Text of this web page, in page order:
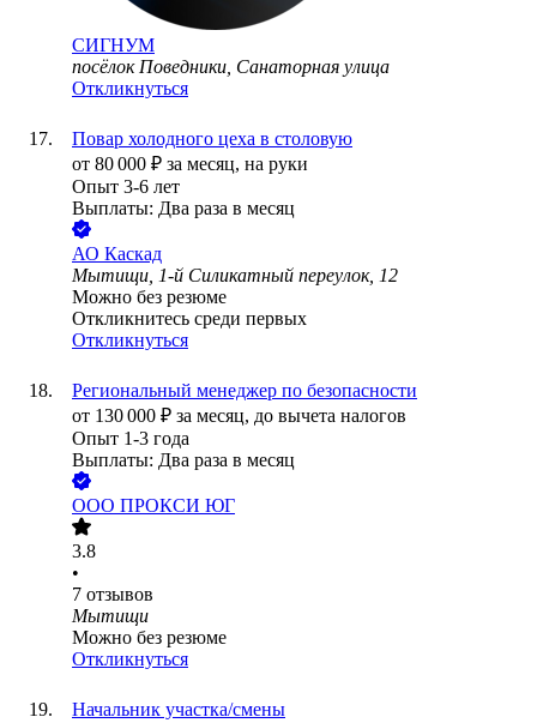
СИГНУМ
посёлок Поведники, Санаторная улица
Откликнуться
Повар холодного цеха в столовую
от 80 000 ₽ за месяц, на руки
Опыт 3-6 лет
Выплаты: Два раза в месяц
АО Каскад
Мытищи, 1-й Силикатный переулок, 12
Можно без резюме
Откликнитесь среди первых
Откликнуться
Региональный менеджер по безопасности
от 130 000 ₽ за месяц, до вычета налогов
Опыт 1-3 года
Выплаты: Два раза в месяц
ООО ПРОКСИ ЮГ
3.8
•
7 отзывов
Мытищи
Можно без резюме
Откликнуться
Начальник участка/смены